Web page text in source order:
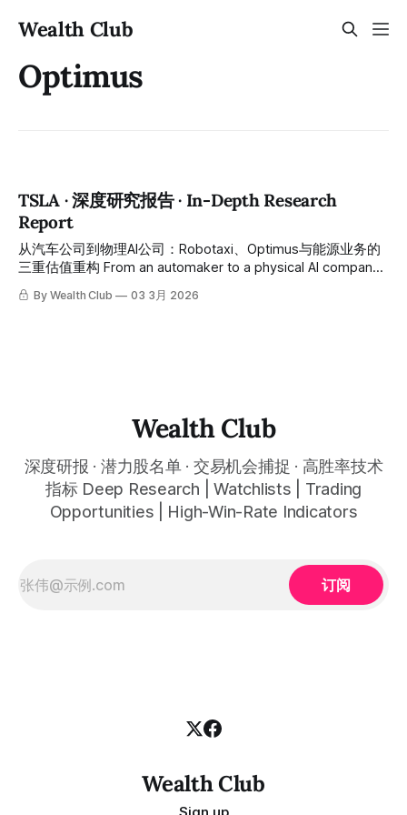
Wealth Club
Optimus
TSLA · 深度研究报告 · In-Depth Research
Report
从汽车公司到物理AI公司：Robotaxi、Optimus与能源业务的
三重估值重构 From an automaker to a physical AI company:
the triple valuation rerating of Robotaxi, Optimus, and the
energy business FY2025全年营收$948亿同比下降3%、EV交
over-year, EV deliveries
By Wealth Club 03 3月 2026
Wealth Club
深度研报 · 潜力股名单 · 交易机会捕捉 · 高胜率技术
指标 Deep Research | Watchlists | Trading
Opportunities | High-Win-Rate Indicators
订阅
Wealth Club